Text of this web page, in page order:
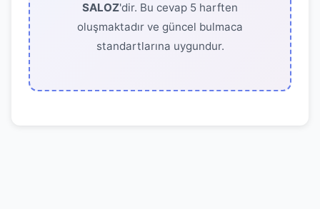
SALOZ'dir. Bu cevap 5 harften
oluşmaktadır ve güncel bulmaca
standartlarına uygundur.